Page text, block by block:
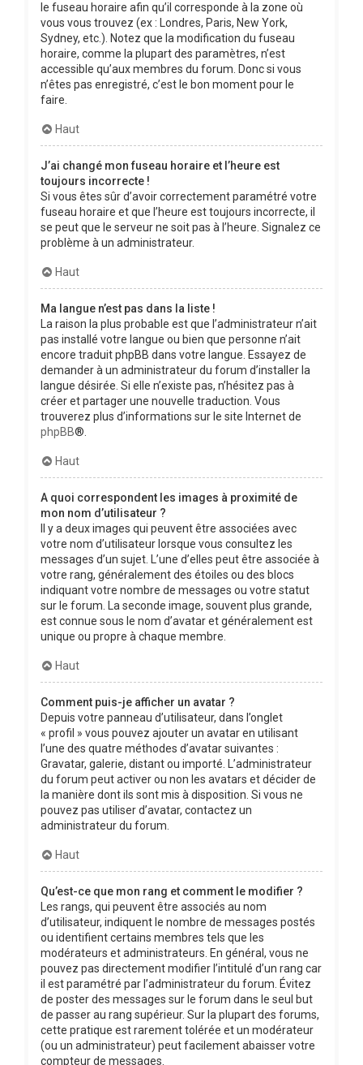
le fuseau horaire afin qu’il corresponde à la zone où
vous vous trouvez (ex : Londres, Paris, New York,
Sydney, etc.). Notez que la modification du fuseau
horaire, comme la plupart des paramètres, n’est
accessible qu’aux membres du forum. Donc si vous
n’êtes pas enregistré, c’est le bon moment pour le
faire.
Haut
J’ai changé mon fuseau horaire et l’heure est
toujours incorrecte !
Si vous êtes sûr d’avoir correctement paramétré votre
fuseau horaire et que l’heure est toujours incorrecte, il
se peut que le serveur ne soit pas à l’heure. Signalez ce
problème à un administrateur.
Haut
Ma langue n’est pas dans la liste !
La raison la plus probable est que l’administrateur n’ait
pas installé votre langue ou bien que personne n’ait
encore traduit phpBB dans votre langue. Essayez de
demander à un administrateur du forum d’installer la
langue désirée. Si elle n’existe pas, n’hésitez pas à
créer et partager une nouvelle traduction. Vous
trouverez plus d’informations sur le site Internet de
phpBB®.
Haut
A quoi correspondent les images à proximité de
mon nom d’utilisateur ?
Il y a deux images qui peuvent être associées avec
votre nom d’utilisateur lorsque vous consultez les
messages d’un sujet. L’une d’elles peut être associée à
votre rang, généralement des étoiles ou des blocs
indiquant votre nombre de messages ou votre statut
sur le forum. La seconde image, souvent plus grande,
est connue sous le nom d’avatar et généralement est
unique ou propre à chaque membre.
Haut
Comment puis-je afficher un avatar ?
Depuis votre panneau d’utilisateur, dans l’onglet
« profil » vous pouvez ajouter un avatar en utilisant
l’une des quatre méthodes d’avatar suivantes :
Gravatar, galerie, distant ou importé. L’administrateur
du forum peut activer ou non les avatars et décider de
la manière dont ils sont mis à disposition. Si vous ne
pouvez pas utiliser d’avatar, contactez un
administrateur du forum.
Haut
Qu’est-ce que mon rang et comment le modifier ?
Les rangs, qui peuvent être associés au nom
d’utilisateur, indiquent le nombre de messages postés
ou identifient certains membres tels que les
modérateurs et administrateurs. En général, vous ne
pouvez pas directement modifier l’intitulé d’un rang car
il est paramétré par l’administrateur du forum. Évitez
de poster des messages sur le forum dans le seul but
de passer au rang supérieur. Sur la plupart des forums,
cette pratique est rarement tolérée et un modérateur
(ou un administrateur) peut facilement abaisser votre
compteur de messages.